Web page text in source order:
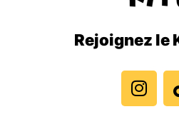
Rejoignez le
n
s
t